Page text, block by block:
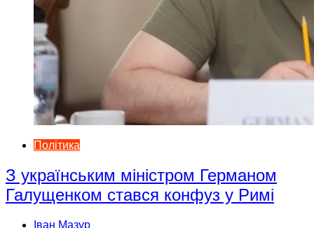
Політика
З українським міністром Германом
Галущенком стався конфуз у Римі
Іван Мазур